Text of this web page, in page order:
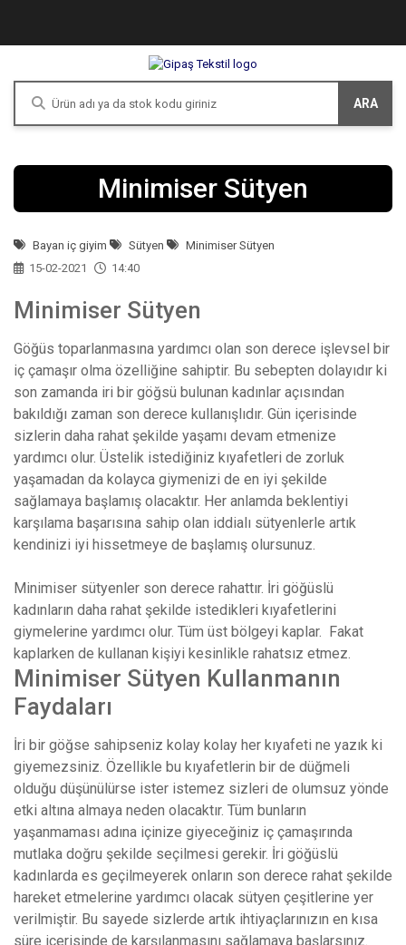
ARA
Minimiser Sütyen
Bayan iç giyim Sütyen
Minimiser Sütyen
15-02-2021
14:40
Minimiser Sütyen
Göğüs toparlanmasına yardımcı olan son derece işlevsel bir
iç çamaşır olma özelliğine sahiptir. Bu sebepten dolayıdır ki
son zamanda iri bir göğsü bulunan kadınlar açısından
bakıldığı zaman son derece kullanışlıdır. Gün içerisinde
sizlerin daha rahat şekilde yaşamı devam etmenize
yardımcı olur. Üstelik istediğiniz kıyafetleri de zorluk
yaşamadan da kolayca giymenizi de en iyi şekilde
sağlamaya başlamış olacaktır. Her anlamda beklentiyi
karşılama başarısına sahip olan iddialı sütyenlerle artık
kendinizi iyi hissetmeye de başlamış olursunuz.
Minimiser sütyenler son derece rahattır. İri göğüslü
kadınların daha rahat şekilde istedikleri kıyafetlerini
giymelerine yardımcı olur. Tüm üst bölgeyi kaplar. Fakat
kaplarken de kullanan kişiyi kesinlikle rahatsız etmez.
Minimiser Sütyen Kullanmanın
Faydaları
İri bir göğse sahipseniz kolay kolay her kıyafeti ne yazık ki
giyemezsiniz. Özellikle bu kıyafetlerin bir de düğmeli
olduğu düşünülürse ister istemez sizleri de olumsuz yönde
etki altına almaya neden olacaktır. Tüm bunların
yaşanmaması adına içinize giyeceğiniz iç çamaşırında
mutlaka doğru şekilde seçilmesi gerekir. İri göğüslü
kadınlarda es geçilmeyerek onların son derece rahat şekilde
hareket etmelerine yardımcı olacak sütyen çeşitlerine yer
verilmiştir. Bu sayede sizlerde artık ihtiyaçlarınızın en kısa
süre içerisinde de karşılanmasını sağlamaya başlarsınız.